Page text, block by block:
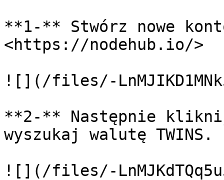
**1-** Stwórz nowe
<https://nodehub.io/>
![](/files/-
**2-** Następnie
wyszukaj walutę TWINS.
![](/files/-